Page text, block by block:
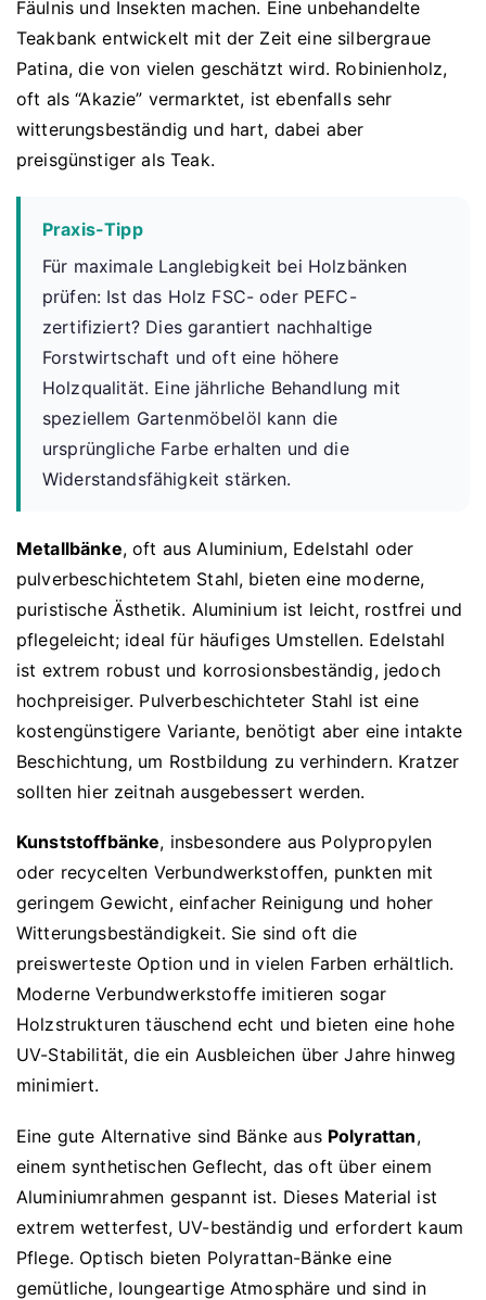
Fäulnis und Insekten machen. Eine unbehandelte
Teakbank entwickelt mit der Zeit eine silbergraue
Patina, die von vielen geschätzt wird. Robinienholz,
oft als “Akazie” vermarktet, ist ebenfalls sehr
witterungsbeständig und hart, dabei aber
preisgünstiger als Teak.
Praxis-Tipp
Für maximale Langlebigkeit bei Holzbänken
prüfen: Ist das Holz FSC- oder PEFC-
zertifiziert? Dies garantiert nachhaltige
Forstwirtschaft und oft eine höhere
Holzqualität. Eine jährliche Behandlung mit
speziellem Gartenmöbelöl kann die
ursprüngliche Farbe erhalten und die
Widerstandsfähigkeit stärken.
Metallbänke, oft aus Aluminium, Edelstahl oder
pulverbeschichtetem Stahl, bieten eine moderne,
puristische Ästhetik. Aluminium ist leicht, rostfrei und
pflegeleicht; ideal für häufiges Umstellen. Edelstahl
ist extrem robust und korrosionsbeständig, jedoch
hochpreisiger. Pulverbeschichteter Stahl ist eine
kostengünstigere Variante, benötigt aber eine intakte
Beschichtung, um Rostbildung zu verhindern. Kratzer
sollten hier zeitnah ausgebessert werden.
Kunststoffbänke, insbesondere aus Polypropylen
oder recycelten Verbundwerkstoffen, punkten mit
geringem Gewicht, einfacher Reinigung und hoher
Witterungsbeständigkeit. Sie sind oft die
preiswerteste Option und in vielen Farben erhältlich.
Moderne Verbundwerkstoffe imitieren sogar
Holzstrukturen täuschend echt und bieten eine hohe
UV-Stabilität, die ein Ausbleichen über Jahre hinweg
minimiert.
Eine gute Alternative sind Bänke aus Polyrattan,
einem synthetischen Geflecht, das oft über einem
Aluminiumrahmen gespannt ist. Dieses Material ist
extrem wetterfest, UV-beständig und erfordert kaum
Pflege. Optisch bieten Polyrattan-Bänke eine
gemütliche, loungeartige Atmosphäre und sind in